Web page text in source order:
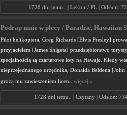
1728 dni temu.. | Lektor / PL | Odsłon:
Podrap mnie w plecy / Paradise, Hawaiian
Pilot helikoptera, Greg Richards [Elvis Presley]
przyjacielem [James Shigeta] przedsiębiorstwo
specjalnością są czarterowe loty na Hawaje. Kiedy
nieprzejednanego urzędnika, Donalda Beldena [John
grożą mu zawieszeniem licen.. więcej »
1728 dni temu.. | Czytany | Odsłon: